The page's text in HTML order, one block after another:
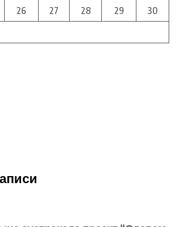
26 27 28 29
30